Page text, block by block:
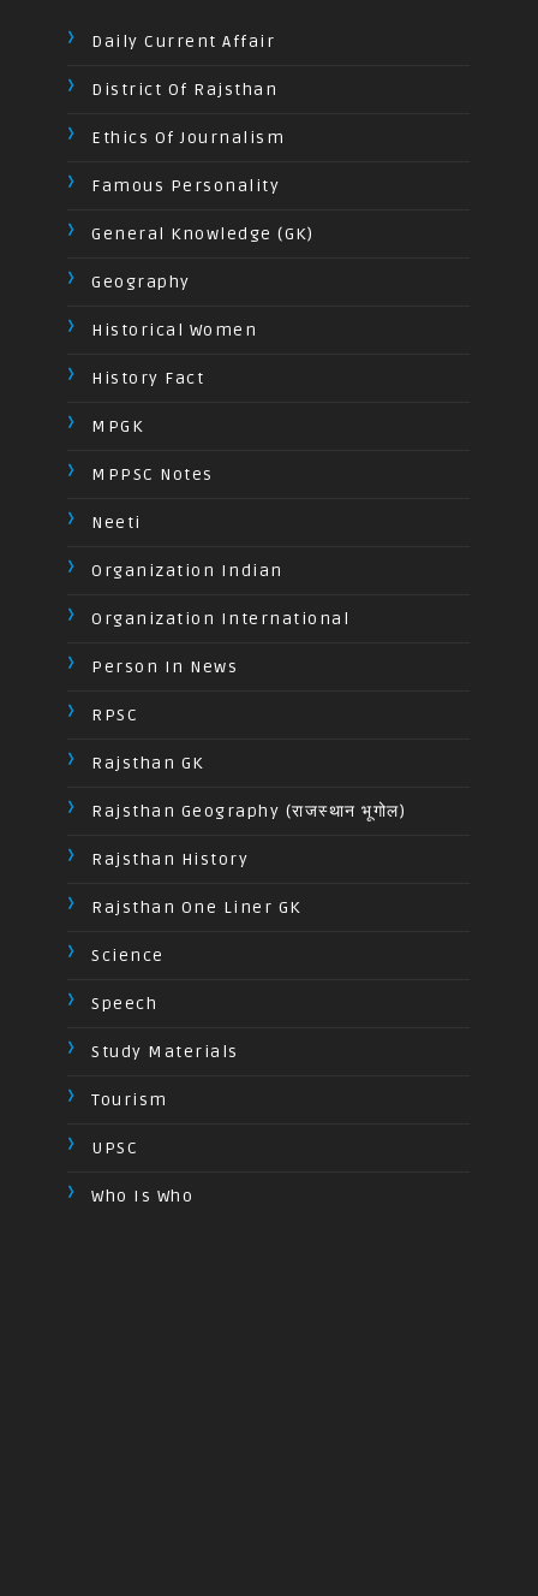
Daily Current Affair
District Of Rajsthan
Ethics Of Journalism
Famous Personality
General Knowledge (GK)
Geography
Historical Women
History Fact
MPGK
MPPSC Notes
Neeti
Organization Indian
Organization International
Person In News
RPSC
Rajsthan GK
Rajsthan Geography (राजस्थान भूगोल)
Rajsthan History
Rajsthan One Liner GK
Science
Speech
Study Materials
Tourism
UPSC
Who Is Who